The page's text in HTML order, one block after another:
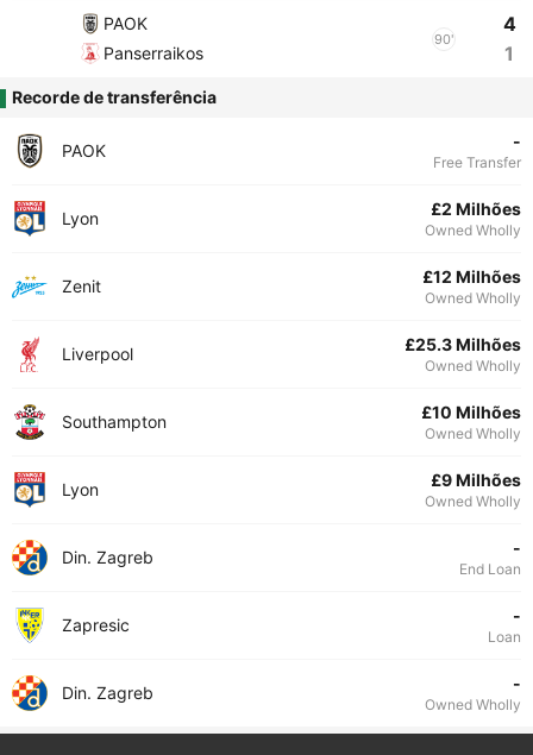
PAOK
Panserraikos
90'
4
1
Recorde de transferência
PAOK -
Free Transfer
Lyon £2 Milhões
Owned Wholly
Zenit £12 Milhões
Owned Wholly
Liverpool £25.3 Milhões
Owned Wholly
Southampton £10 Milhões
Owned Wholly
Lyon £9 Milhões
Owned Wholly
Din. Zagreb -
End Loan
Zapresic -
Loan
Din. Zagreb -
Owned Wholly